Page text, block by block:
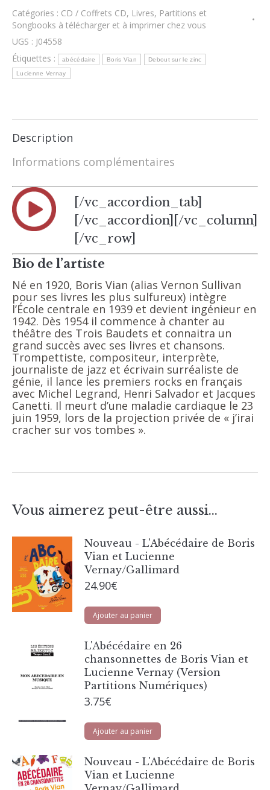
L'Abécédaire
de
Boris
Vian
et
Lucienne
Catégories : CD / Coffrets CD, Livres, Partitions et
Songbooks à télécharger et à imprimer chez vous
UGS : J04558
Étiquettes :
abécédaire Boris Vian Debout sur le zinc
Lucienne Vernay
Description
Informations complémentaires
[/vc_accordion_tab]
[/vc_accordion][/vc_column]
[/vc_row]
Bio de l’artiste
Né en 1920, Boris Vian (alias Vernon Sullivan
pour ses livres les plus sulfureux) intègre
l’École centrale en 1939 et devient ingénieur en
1942. Dès 1954 il commence à chanter au
théâtre des Trois Baudets et connaitra un
grand succès avec ses livres et chansons.
Trompettiste, compositeur, interprète,
journaliste de jazz et écrivain surréaliste de
génie, il lance les premiers rocks en français
avec Michel Legrand, Henri Salvador et Jacques
Canetti. Il meurt d’une maladie cardiaque le 23
juin 1959, lors de la projection privée de « j’irai
cracher sur vos tombes ».
Vous aimerez peut-être aussi…
Nouveau - L'Abécédaire de Boris
Vian et Lucienne
Vernay/Gallimard
24.90€
Ajouter au panier
L'Abécédaire en 26
chansonnettes de Boris Vian et
Lucienne Vernay (Version
Partitions Numériques)
3.75€
Ajouter au panier
Nouveau - L'Abécédaire de Boris
Vian et Lucienne